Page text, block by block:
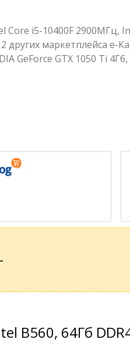
i5-10400F 2900МГц,
маркетплейса е-
GeForce GTX 1050 Ti
64Гб